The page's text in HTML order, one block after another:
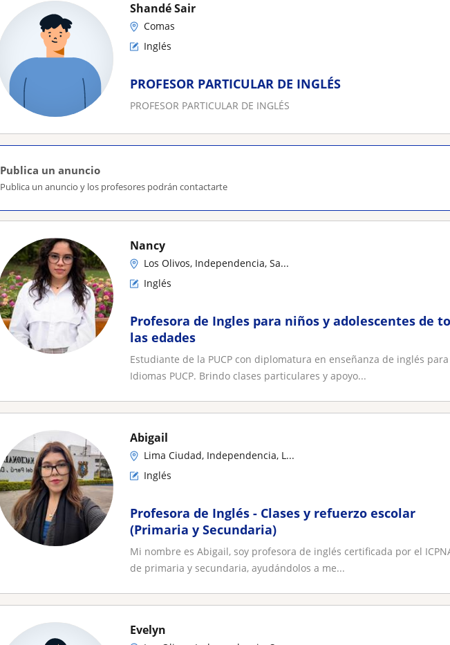
Shandé Sair
Comas
Inglés
PROFESOR PARTICULAR DE INGLÉS
PROFESOR PARTICULAR DE INGLÉS
Publica un anuncio
Publica un anuncio y los profesores podrán contactarte
Nancy
Los Olivos, Independencia, Sa...
Inglés
Profesora de Ingles para niños y adolescentes de
las edades
Estudiante de la PUCP con diplomatura en enseñanza de inglés
Idiomas PUCP. Brindo clases particulares y apoyo...
Abigail
Lima Ciudad, Independencia, L...
Inglés
Profesora de Inglés - Clases y refuerzo escolar
(Primaria y Secundaria)
Mi nombre es Abigail, soy profesora de inglés certificada por el
de primaria y secundaria, ayudándolos a me...
Evelyn